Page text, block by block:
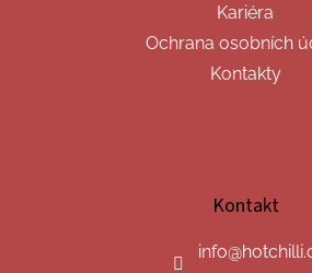
Kariéra
Ochrana osobních
Kontakty
Kontakt
info@